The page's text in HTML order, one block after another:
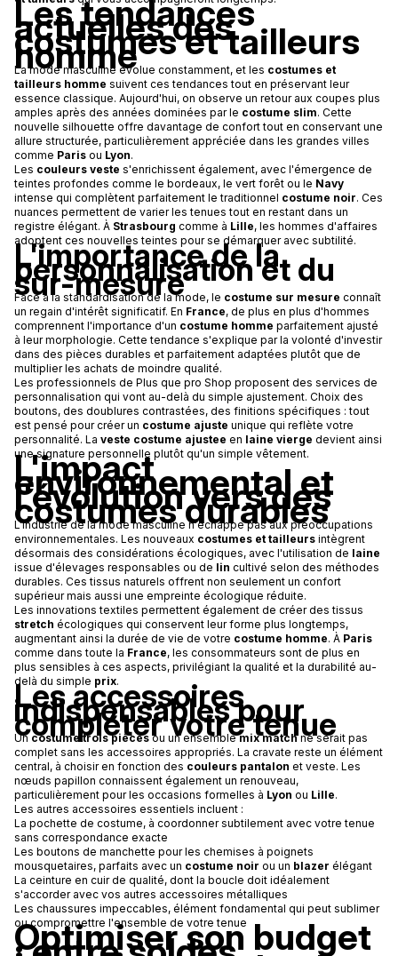
Les tendances
actuelles des
costumes et tailleurs
homme
La mode masculine évolue constamment, et les costumes et
tailleurs homme suivent ces tendances tout en préservant leur
essence classique. Aujourd'hui, on observe un retour aux coupes plus
amples après des années dominées par le costume slim. Cette
nouvelle silhouette offre davantage de confort tout en conservant une
allure structurée, particulièrement appréciée dans les grandes villes
comme Paris ou Lyon.
Les couleurs veste s'enrichissent également, avec l'émergence de
teintes profondes comme le bordeaux, le vert forêt ou le Navy
intense qui complètent parfaitement le traditionnel costume noir. Ces
nuances permettent de varier les tenues tout en restant dans un
registre élégant. À Strasbourg comme à Lille, les hommes d'affaires
adoptent ces nouvelles teintes pour se démarquer avec subtilité.
L'importance de la
personnalisation et du
sur-mesure
Face à la standardisation de la mode, le costume sur mesure connaît
un regain d'intérêt significatif. En France, de plus en plus d'hommes
comprennent l'importance d'un costume homme parfaitement ajusté
à leur morphologie. Cette tendance s'explique par la volonté d'investir
dans des pièces durables et parfaitement adaptées plutôt que de
multiplier les achats de moindre qualité.
Les professionnels de Plus que pro Shop proposent des services de
personnalisation qui vont au-delà du simple ajustement. Choix des
boutons, des doublures contrastées, des finitions spécifiques : tout
est pensé pour créer un costume ajuste unique qui reflète votre
personnalité. La veste costume ajustee en laine vierge devient ainsi
une signature personnelle plutôt qu'un simple vêtement.
L'impact
environnemental et
l'évolution vers des
costumes durables
L'industrie de la mode masculine n'échappe pas aux préoccupations
environnementales. Les nouveaux costumes et tailleurs intègrent
désormais des considérations écologiques, avec l'utilisation de laine
issue d'élevages responsables ou de lin cultivé selon des méthodes
durables. Ces tissus naturels offrent non seulement un confort
supérieur mais aussi une empreinte écologique réduite.
Les innovations textiles permettent également de créer des tissus
stretch écologiques qui conservent leur forme plus longtemps,
augmentant ainsi la durée de vie de votre costume homme. À Paris
comme dans toute la France, les consommateurs sont de plus en
plus sensibles à ces aspects, privilégiant la qualité et la durabilité au-
delà du simple prix.
Les accessoires
indispensables pour
compléter votre tenue
Un costume trois pièces ou un ensemblemix matchne serait pas
complet sans les accessoires appropriés. La cravate reste un élément
central, à choisir en fonction des couleurs pantalon et veste. Les
nœuds papillon connaissent également un renouveau,
particulièrement pour les occasions formelles à Lyon ou Lille.
Les autres accessoires essentiels incluent :
La pochette de costume, à coordonner subtilement avec votre tenue
sans correspondance exacte
Les boutons de manchette pour les chemises à poignets
mousquetaires, parfaits avec un costume noir ou un blazer élégant
La ceinture en cuir de qualité, dont la boucle doit idéalement
s'accorder avec vos autres accessoires métalliques
Les chaussures impeccables, élément fondamental qui peut sublimer
ou compromettre l'ensemble de votre tenue
Optimiser son budget